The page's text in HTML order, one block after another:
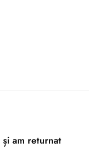
am returnat